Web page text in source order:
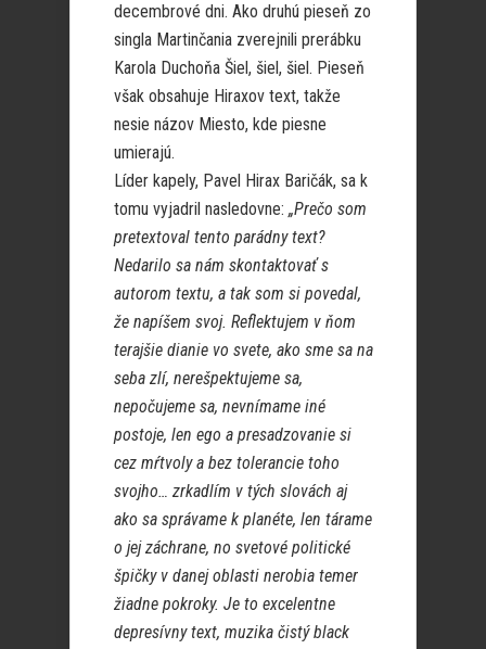
decembrové dni. Ako druhú pieseň zo
singla Martinčania zverejnili prerábku
Karola Duchoňa Šiel, šiel, šiel. Pieseň
však obsahuje Hiraxov text, takže
nesie názov Miesto, kde piesne
umierajú.
Líder kapely, Pavel Hirax Baričák, sa k
tomu vyjadril nasledovne: „Prečo som
pretextoval tento parádny text?
Nedarilo sa nám skontaktovať s
autorom textu, a tak som si povedal,
že napíšem svoj. Reflektujem v ňom
terajšie dianie vo svete, ako sme sa na
seba zlí, nerešpektujeme sa,
nepočujeme sa, nevnímame iné
postoje, len ego a presadzovanie si
cez mŕtvoly a bez tolerancie toho
svojho… zrkadlím v tých slovách aj
ako sa správame k planéte, len tárame
o jej záchrane, no svetové politické
špičky v danej oblasti nerobia temer
žiadne pokroky. Je to excelentne
depresívny text, muzika čistý black